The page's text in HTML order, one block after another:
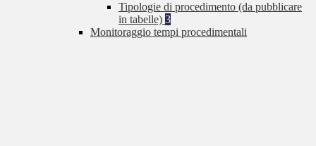
Tipologie di procedimento (da pubblicare
in tabelle) 3
Monitoraggio tempi procedimentali